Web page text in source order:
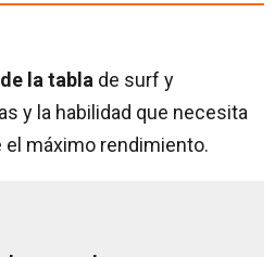
la tabla de surf y
y la habilidad que necesita
máximo rendimiento.